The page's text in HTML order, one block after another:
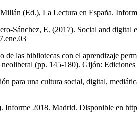
(Ed.), La Lectura en España.
Sánchez, E. (2017). Social and
las bibliotecas con el aprendizaje
(pp. 145-180). Gijón: Ediciones
para una cultura social, digital,
2018. Madrid. Disponible en